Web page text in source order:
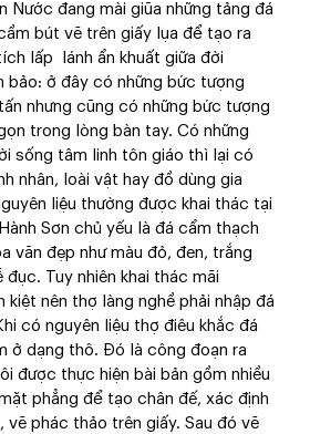
Nước đang mài giũa những tảng đá
bút vẽ trên giấy lụa để tạo ra
lấp lánh ẩn khuất giữa đời
bảo: ở đây có những bức tượng
nhưng cũng có những bức tượng
trong lòng bàn tay. Có những
sống tâm linh tôn giáo thì lại có
nhân, loài vật hay đồ dùng gia
liệu thường được khai thác tại
Sơn chủ yếu là đá cẩm thạch
văn đẹp như màu đỏ, đen, trắng
đục. Tuy nhiên khai thác mãi
kiệt nên thợ làng nghề phải nhập đá
có nguyên liệu thợ điêu khắc đá
ở dạng thô. Đó là công đoạn ra
được thực hiện bài bản gồm nhiều
phẳng để tạo chân đế, xác định
vẽ phác thảo trên giấy. Sau đó vẽ